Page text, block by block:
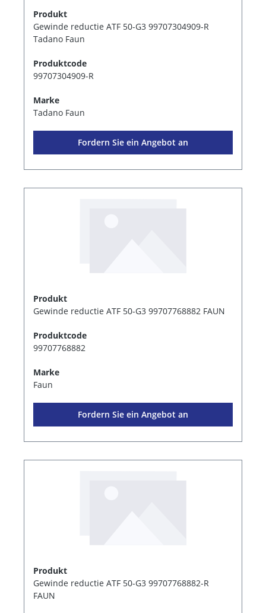
Produkt
Gewinde reductie ATF 50-G3 99707304909-R
Tadano Faun
Produktcode
99707304909-R
Marke
Tadano Faun
Fordern Sie ein Angebot an
Produkt
Gewinde reductie ATF 50-G3 99707768882 FAUN
Produktcode
99707768882
Marke
Faun
Fordern Sie ein Angebot an
Produkt
Gewinde reductie ATF 50-G3 99707768882-R
FAUN